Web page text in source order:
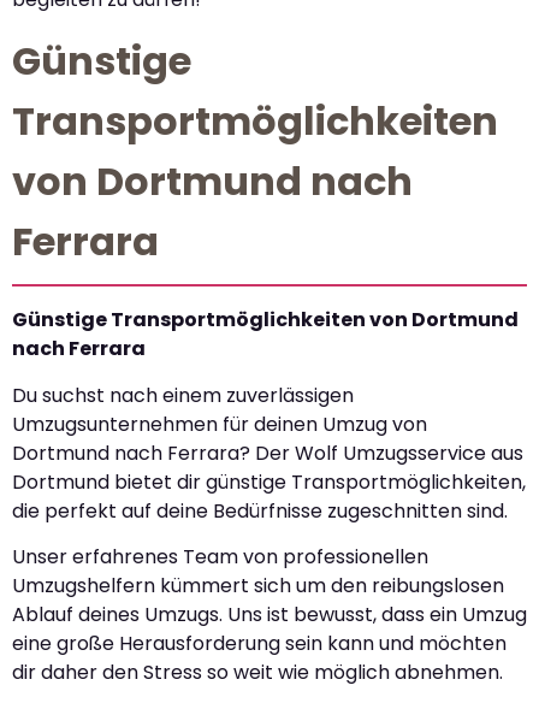
Günstige
Transportmöglichkeiten
von Dortmund nach
Ferrara
Günstige Transportmöglichkeiten von Dortmund
nach Ferrara
Du suchst nach einem zuverlässigen
Umzugsunternehmen für deinen Umzug von
Dortmund nach Ferrara? Der Wolf Umzugsservice aus
Dortmund bietet dir günstige Transportmöglichkeiten,
die perfekt auf deine Bedürfnisse zugeschnitten sind.
Unser erfahrenes Team von professionellen
Umzugshelfern kümmert sich um den reibungslosen
Ablauf deines Umzugs. Uns ist bewusst, dass ein Umzug
eine große Herausforderung sein kann und möchten
dir daher den Stress so weit wie möglich abnehmen.